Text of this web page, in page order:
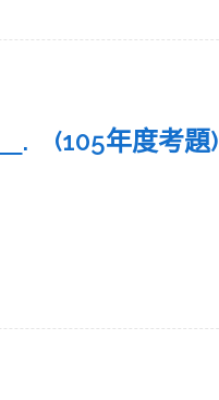
. (105年度考題)